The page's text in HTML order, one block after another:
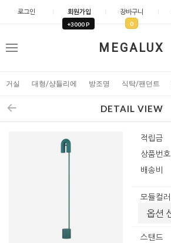
로그인 회원가입
+3000 P
장바구니
0
MEGALUX
메
거실 대형/샹들리에 방조명 식탁/팬던트
DETAIL VIEW
적립금
상품번호
배송비
모듈컬러
스탠드